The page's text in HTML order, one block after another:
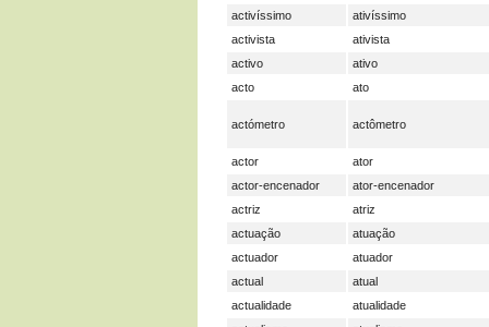
activíssimo
ativíssimo
activista
ativista
activo
ativo
acto
ato
actómetro actômetro
actor
ator
actor-encenador
ator-encenador
actriz
atriz
actuação
atuação
actuador
atuador
actual
atual
actualidade
atualidade